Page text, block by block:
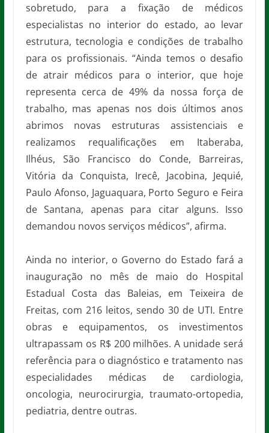
sobretudo, para a fixação de médicos
especialistas no interior do estado, ao levar
estrutura, tecnologia e condições de trabalho
para os profissionais. “Ainda temos o desafio
de atrair médicos para o interior, que hoje
representa cerca de 49% da nossa força de
trabalho, mas apenas nos dois últimos anos
abrimos novas estruturas assistenciais e
realizamos requalificações em Itaberaba,
Ilhéus, São Francisco do Conde, Barreiras,
Vitória da Conquista, Irecê, Jacobina, Jequié,
Paulo Afonso, Jaguaquara, Porto Seguro e Feira
de Santana, apenas para citar alguns. Isso
demandou novos serviços médicos”, afirma.
Ainda no interior, o Governo do Estado fará a
inauguração no mês de maio do Hospital
Estadual Costa das Baleias, em Teixeira de
Freitas, com 216 leitos, sendo 30 de UTI. Entre
obras e equipamentos, os investimentos
ultrapassam os R$ 200 milhões. A unidade será
referência para o diagnóstico e tratamento nas
especialidades médicas de cardiologia,
oncologia, neurocirurgia, traumato-ortopedia,
pediatria, dentre outras.